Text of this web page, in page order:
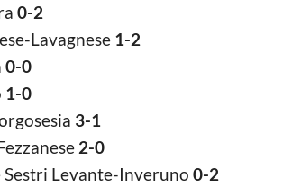
0-2
Lavagnese 1-2
0-0
1-0
3-1
2-0
Sestri Levante-Inveruno 0-2